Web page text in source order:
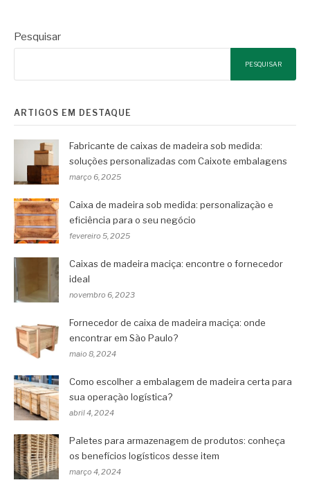
Pesquisar
PESQUISAR
ARTIGOS EM DESTAQUE
Fabricante de caixas de madeira sob medida:
soluções personalizadas com Caixote embalagens
março 6, 2025
Caixa de madeira sob medida: personalização e
eficiência para o seu negócio
fevereiro 5, 2025
Caixas de madeira maciça: encontre o fornecedor
ideal
novembro 6, 2023
Fornecedor de caixa de madeira maciça: onde
encontrar em São Paulo?
maio 8, 2024
Como escolher a embalagem de madeira certa para
sua operação logística?
abril 4, 2024
Paletes para armazenagem de produtos: conheça
os benefícios logísticos desse item
março 4, 2024